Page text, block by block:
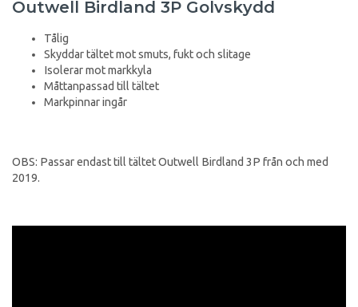
Outwell Birdland 3P Golvskydd
Tålig
Skyddar tältet mot smuts, fukt och slitage
Isolerar mot markkyla
Måttanpassad till tältet
Markpinnar ingår
OBS: Passar endast till tältet Outwell Birdland 3P från och med
2019.